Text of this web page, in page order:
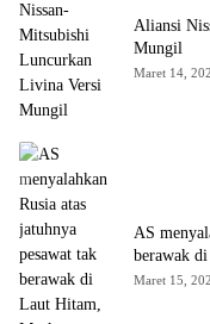
Aliansi
Mungil
Maret 14,
AS
berawak
Maret 15,